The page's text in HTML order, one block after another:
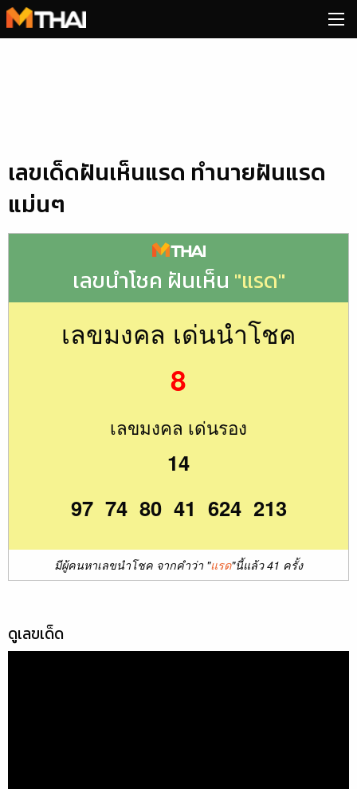
Skip
to
เลขเด็ดฝันเห็นแรด ทำนายฝันแรด
แม่นๆ
เลขนำโชค ฝันเห็น "แรด"
เลขมงคล เด่นนำโชค
8
เลขมงคล เด่นรอง
14
97 74 80 41 624 213
มีผู้คนหาเลขนำโชค จากคำว่า "แรด"นี้แล้ว 41 ครั้ง
ดูเลขเด็ด